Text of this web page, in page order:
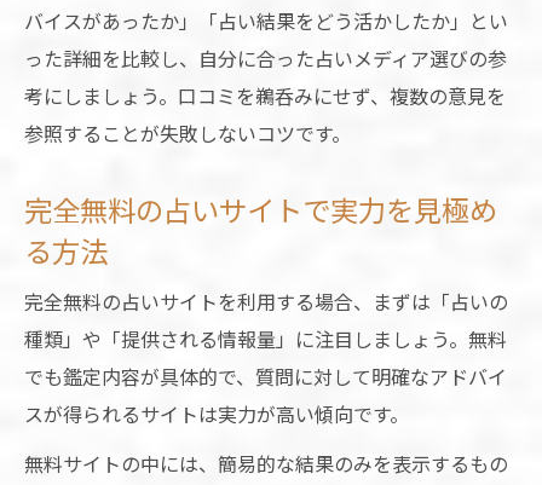
バイスがあったか」「占い結果をどう活かしたか」とい
った詳細を比較し、自分に合った占いメディア選びの参
考にしましょう。口コミを鵜呑みにせず、複数の意見を
参照することが失敗しないコツです。
完全無料の占いサイトで実力を見極め
る方法
完全無料の占いサイトを利用する場合、まずは「占いの
種類」や「提供される情報量」に注目しましょう。無料
でも鑑定内容が具体的で、質問に対して明確なアドバイ
スが得られるサイトは実力が高い傾向です。
無料サイトの中には、簡易的な結果のみを表示するもの